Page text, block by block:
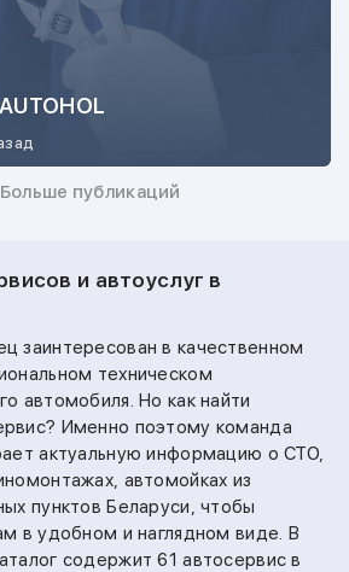
Больше публикаций
и автоуслуг в
заинтересован в качественном
техническом
автомобиля. Но как найти
Именно поэтому команда
актуальную информацию о СТО,
автомойках из
пунктов Беларуси, чтобы
в удобном и наглядном виде. В
содержит 61 автосервис в